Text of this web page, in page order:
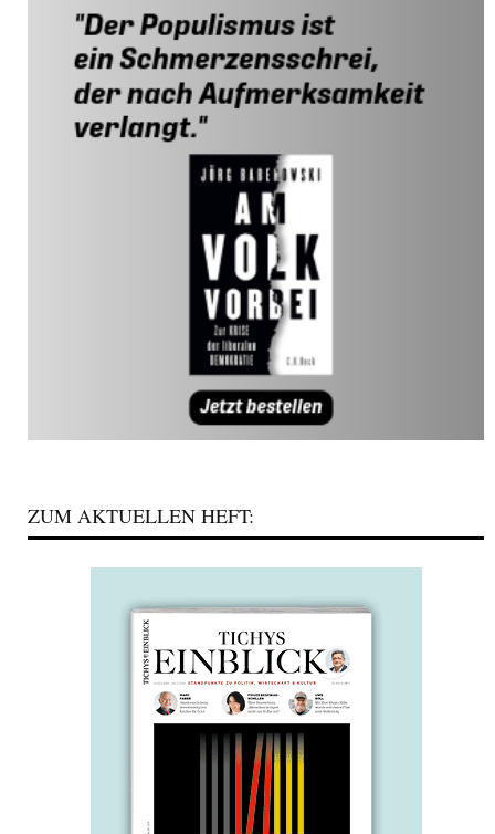
ZUM AKTUELLEN HEFT: